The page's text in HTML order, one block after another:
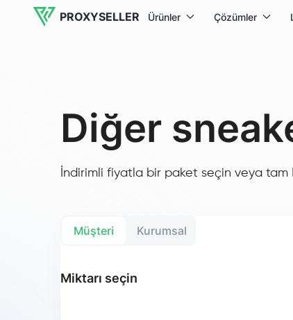
PROXYSELLER Ürünler Çözümler
Diğer
İndirimli fiyatla bir paket seçin veya tam
Müşteri Kurumsal
Miktarı seçin